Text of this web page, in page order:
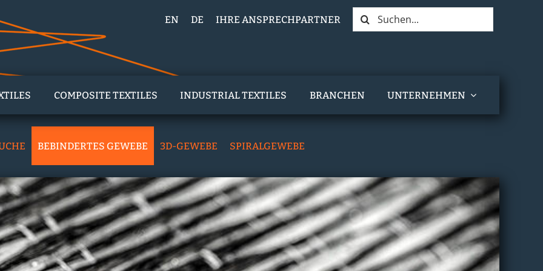
EN DE IHRE ANSPRECHPARTNER
Suche
nach:
COMPOSITE TEXTILES INDUSTRIAL TEXTILES BRANCHEN UNTERNEHMEN
BEBINDERTES GEWEBE 3D-GEWEBE SPIRALGEWEBE